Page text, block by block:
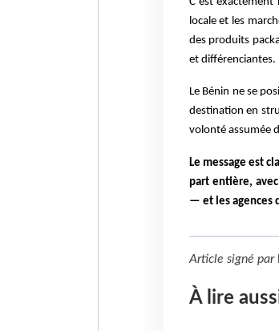
locale et les
des produits
et différenciantes.
Le Bénin ne se
destination en
volonté assumée
Le message est
part entière,
— et les agences
Article signé par
À lire